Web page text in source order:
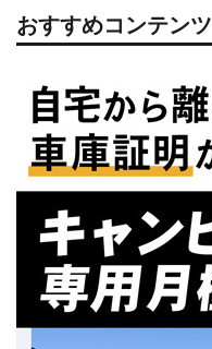
おすすめコンテンツ